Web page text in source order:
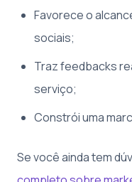
Favorece o
sociais;
Traz feedbacks
serviço;
Constrói uma
Se você ainda tem